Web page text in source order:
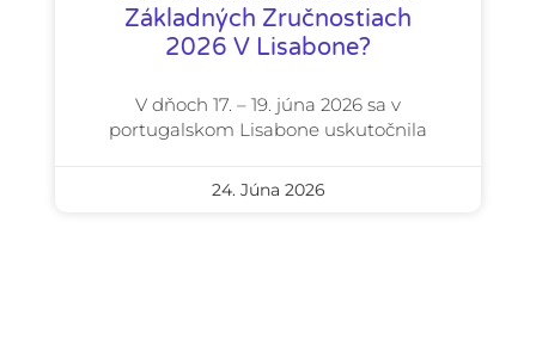
Základných Zručnostiach
2026 V Lisabone?
V dňoch 17. – 19. júna 2026 sa v
portugalskom Lisabone uskutočnila
24. Júna 2026